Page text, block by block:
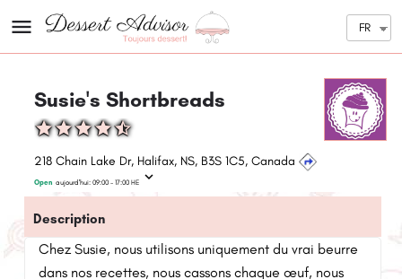
FR
Susie's Shortbreads
218 Chain Lake Dr, Halifax, NS, B3S 1C5, Canada
Open aujourd'hui: 09:00 - 17:00 HE
Description
Chez Susie, nous utilisons uniquement du vrai beurre
dans nos recettes, nous cassons chaque œuf, nous